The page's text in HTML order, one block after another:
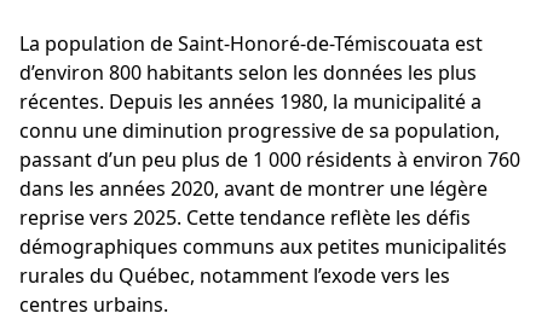
La population de Saint-Honoré-de-Témiscouata est
d’environ 800 habitants selon les données les plus
récentes. Depuis les années 1980, la municipalité a
connu une diminution progressive de sa population,
passant d’un peu plus de 1 000 résidents à environ 760
dans les années 2020, avant de montrer une légère
reprise vers 2025. Cette tendance reflète les défis
démographiques communs aux petites municipalités
rurales du Québec, notamment l’exode vers les
centres urbains.